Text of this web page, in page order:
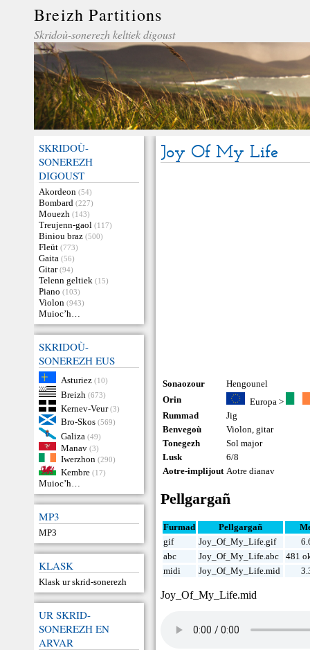
Breizh Partitions
Skridoù-sonerezh keltiek digoust
SKRIDOÙ-
SONEREZH
DIGOUST
Akordeon (54)
Bombard (227)
Mouezh (143)
Treujenn-gaol (117)
Biniou braz (500)
Fleüt (773)
Gaita (56)
Gitar (94)
Telenn geltiek (15)
Piano (103)
Violon (943)
Muioc’h…
SKRIDOÙ-
SONEREZH EUS
Asturiez (10)
Breizh (673)
Kernev-Veur (3)
Bro-Skos (569)
Galiza (49)
Manav (3)
Iwerzhon (290)
Kembre (17)
Muioc’h…
MP3
MP3
KLASK
Klask ur skrid-sonerezh
UR SKRID-
SONEREZH EN
ARVAR
Joy Of My Life
Sonaozour
Hengounel
Orin
Europa>
Rummad
Jig
Benvegoù
Violon,gitar
Tonegezh
Sol major
Lusk
6/8
Aotre-implijout Aotre dianav
Pellgargañ
Furmad Pellgargañ
gif
Joy_Of_My_Life.gif
abc
Joy_Of_My_Life.abc
481
midi
Joy_Of_My_Life.mid
Joy_Of_My_Life.mid